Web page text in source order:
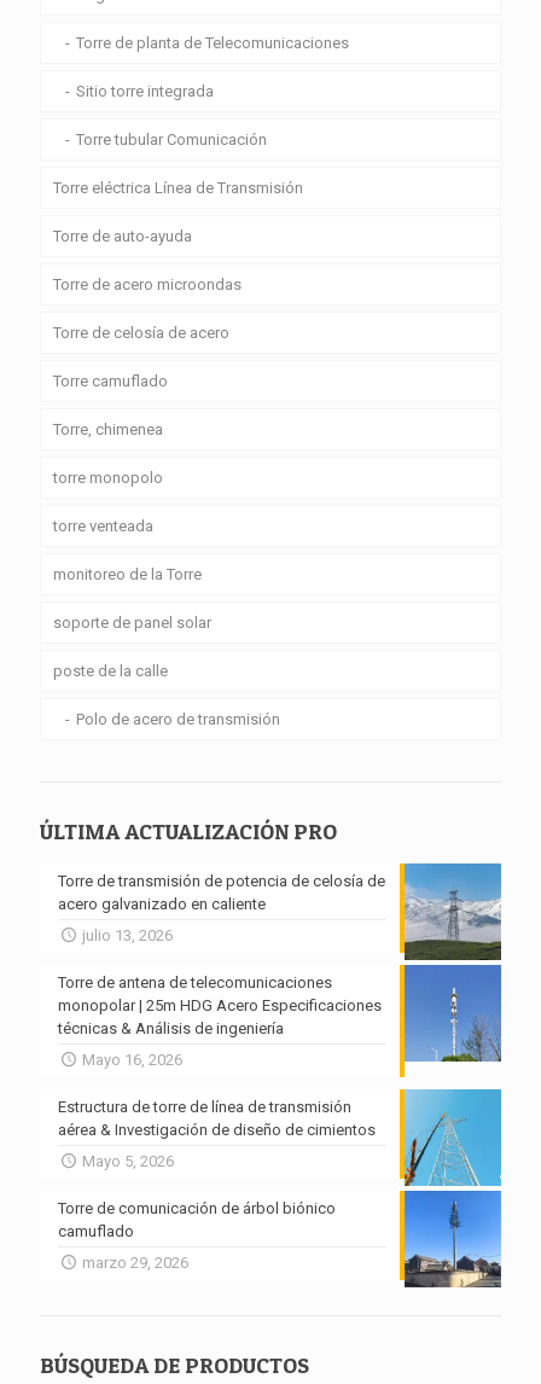
Torre de planta de Telecomunicaciones
Sitio torre integrada
Torre tubular Comunicación
Torre eléctrica Línea de Transmisión
Torre de auto-ayuda
Torre de acero microondas
Torre de celosía de acero
Torre camuflado
Torre, chimenea
torre monopolo
torre venteada
monitoreo de la Torre
soporte de panel solar
poste de la calle
Polo de acero de transmisión
ÚLTIMA ACTUALIZACIÓN PRO
Torre de transmisión de potencia de celosía de
acero galvanizado en caliente
julio 13, 2026
Torre de antena de telecomunicaciones
monopolar | 25m HDG Acero Especificaciones
técnicas & Análisis de ingeniería
Mayo 16, 2026
Estructura de torre de línea de transmisión
aérea & Investigación de diseño de cimientos
Mayo 5, 2026
Torre de comunicación de árbol biónico
camuflado
marzo 29, 2026
BÚSQUEDA DE PRODUCTOS